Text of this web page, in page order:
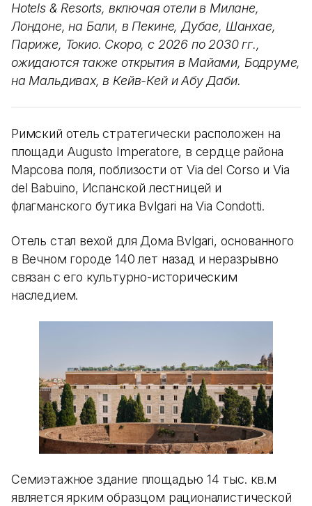
Hotels & Resorts, включая отели в Милане,
Лондоне, на Бали, в Пекине, Дубае, Шанхае,
Париже, Токио. Скоро, с 2026 по 2030 гг.,
ожидаются также открытия в Майами, Бодруме,
на Мальдивах, в Кейв-Кей и Абу Даби.
Римский отель стратегически расположен на
площади Augusto Imperatore, в сердце района
Марсова поля, поблизости от Via del Corso и Via
del Babuino, Испанской лестницей и
флагманского бутика Bvlgari на Via Condotti.
Отель стал вехой для Дома Bvlgari, основанного
в Вечном городе 140 лет назад и неразрывно
связан с его культурно-историческим
наследием.
Семиэтажное здание площадью 14 тыс. кв.м
является ярким образцом рационалистической